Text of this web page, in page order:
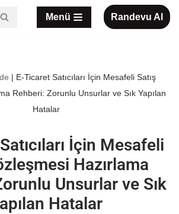
Menü Randevu Al
| E-Ticaret Satıcıları İçin Mesafeli Satış
Rehberi: Zorunlu Unsurlar ve Sık Yapılan
Hatalar
İçin Mesafeli
Hazırlama
Unsurlar ve Sık
Hatalar